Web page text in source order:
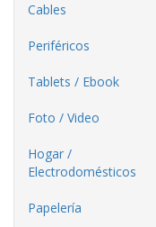
Cables
Periféricos
Tablets / Ebook
Foto / Video
Hogar /
Electrodomésticos
Papelería